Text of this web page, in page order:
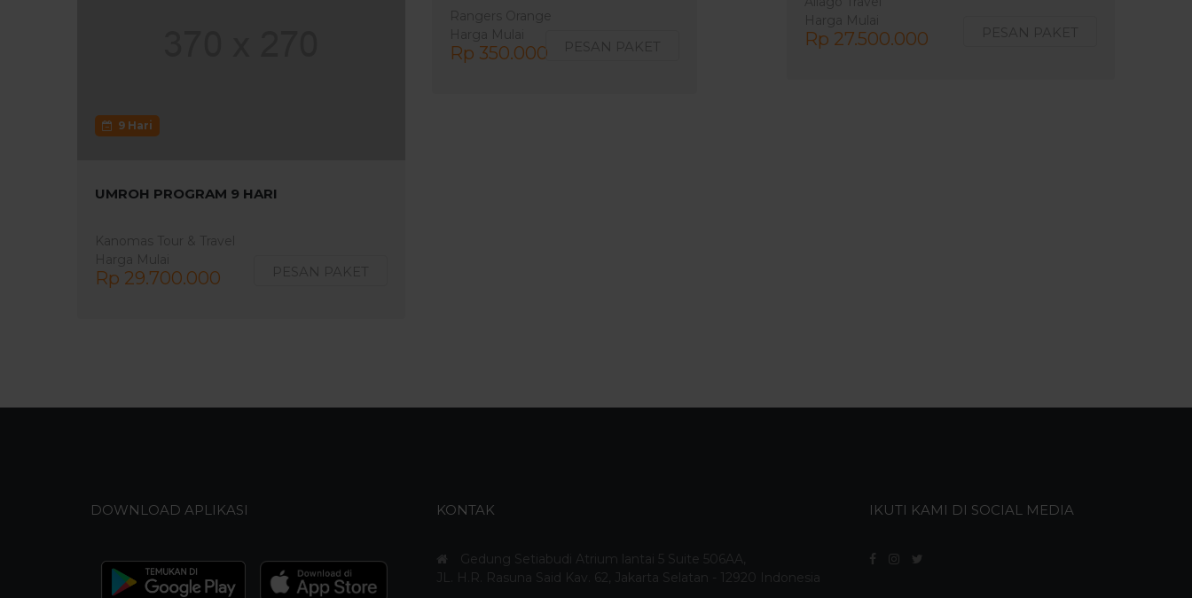
9 Hari
UMROH PROGRAM 9 HARI
Rp 29.700.000
Rp 350.000
Rp 27.500.000
DOWNLOAD APLIKASI KONTAK
Gedung Setiabudi Atrium lantai 5 Suite 506AA,
JL. H.R. Rasuna Said Kav. 62, Jakarta Selatan - 12920 Indonesia
IKUTI KAMI DI SOCIAL MEDIA